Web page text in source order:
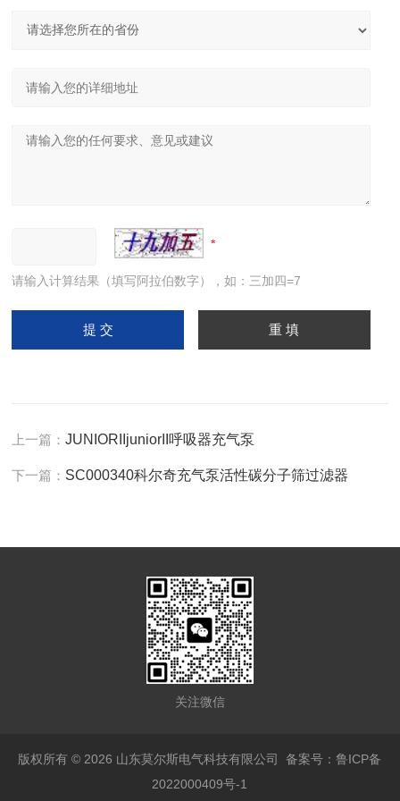
请输入计算结果（填写阿拉伯数字），如：三加四=7
上一篇：JUNIORIIjuniorII呼吸器充气泵
下一篇： SC000340科尔奇充气泵活性碳分子筛过滤器
关注微信
版权所有 © 2026 山东莫尔斯电气科技有限公司备案号：鲁ICP备
2022000409号-1